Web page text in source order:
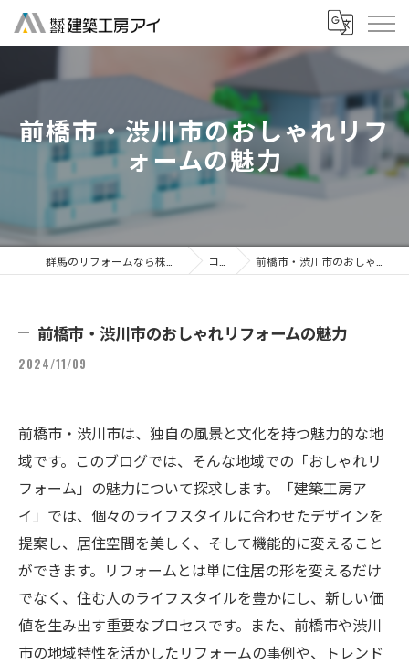
前橋市・渋川市のおしゃれリフ
ォームの魅力
コラム 前橋市・渋川市のおしゃれリフォームの魅力
前橋市・渋川市のおしゃれリフォームの魅力
2024/11/09
前橋市・渋川市は、独自の風景と文化を持つ魅力的な地
域です。このブログでは、そんな地域での「おしゃれリ
フォーム」の魅力について探求します。「建築工房ア
イ」では、個々のライフスタイルに合わせたデザインを
提案し、居住空間を美しく、そして機能的に変えること
ができます。リフォームとは単に住居の形を変えるだけ
でなく、住む人のライフスタイルを豊かにし、新しい価
値を生み出す重要なプロセスです。また、前橋市や渋川
市の地域特性を活かしたリフォームの事例や、トレンド